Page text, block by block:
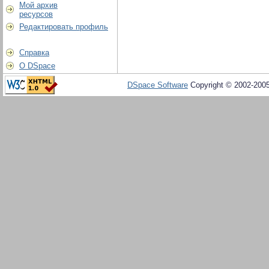
Мой архив
ресурсов
Редактировать профиль
Справка
О DSpace
DSpace Software Copyright © 2002-